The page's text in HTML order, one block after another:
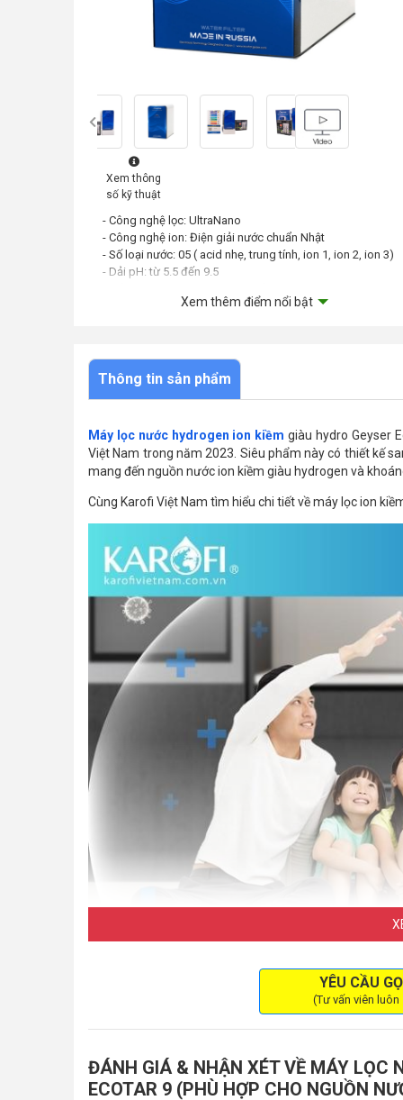
Xem thông
số kỹ thuật
- Công nghệ lọc: UltraNano
- Công nghệ ion: Điện giải nước chuẩn Nhật
- Số loại nước: 05 ( acid nhẹ, trung tính, ion 1, ion 2, ion 3)
- Dải pH: từ 5.5 đến 9.5
Xem thêm điểm nổi bật
Thông tin sản phẩm
Máy lọc nước hydrogen ion kiềm giàu hydro Geyser
Việt Nam trong năm 2023. Siêu phẩm này có thiết kế
mang đến nguồn nước ion kiềm giàu hydrogen và
Cùng Karofi Việt Nam tìm hiểu chi tiết về máy lọc ion
Siêu phẩm máy lọc nước ion kiềm
Thông số kỹ thuật máy lọc nước ion
Model
YÊU CẦU
(Tư vấn viên
ĐÁNH GIÁ & NHẬN XÉT VỀ MÁY LỌC
ECOTAR 9 (PHÙ HỢP CHO NGUỒN